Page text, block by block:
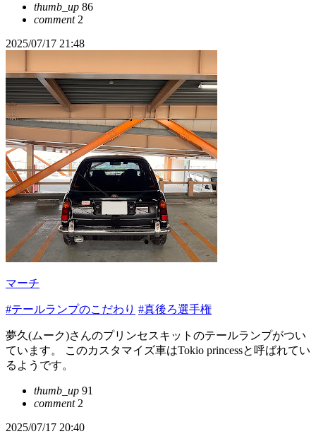
thumb_up 86
comment2
2025/07/17 21:48
マーチ
#テールランプのこだわり #真後ろ選手権
夢久(ムーク)さんのプリンセスキットのテールランプがつい
ています。 このカスタマイズ車はTokio princessと呼ばれてい
るようです。
thumb_up 91
comment2
2025/07/17 20:40